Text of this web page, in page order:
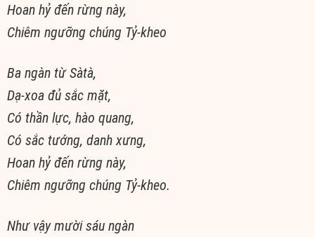
Hoan hỷ đến rừng này,
Chiêm ngưỡng chúng Tỷ-kheo
Ba ngàn từ Sàtà,
Dạ-xoa đủ sắc mặt,
Có thần lực, hào quang,
Có sắc tướng, danh xưng,
Hoan hỷ đến rừng này,
Chiêm ngưỡng chúng Tỷ-kheo.
Như vậy mười sáu ngàn